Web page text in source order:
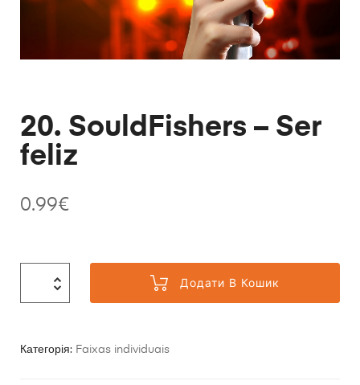
20. SouldFishers – Ser
feliz
0.99€
Додати В Кошик
Категорія: Faixas individuais